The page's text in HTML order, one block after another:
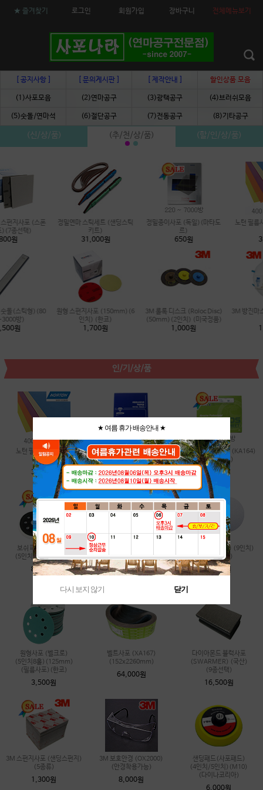
★ 즐겨찾기 로그인 회원가입 장바구니 전체메뉴보기
[ 공지사항 ] [ 문의게시판 ] [ 제작안내 ] 할인상품 모음
(1)사포모음 (2)연마공구 (3)광택공구 (4)브러쉬모음
(5)숫돌/연마석 (6)절단공구 (7)전동공구 (8)기타공구
(신/상/품) (추/천/상/품) (할/인/상/품)
정밀종이사포 (독일)(마타도
노턴 필름사포 (11종)(A4크
녹제거 지우개(일본) (3종선
3M 롤록 디스크 (Roloc Disc)
(50mm)(2인치) (미국정품)
3M 방진마스크 (8822)(방진1
3M 컴파운드(4종류) (Comp
ound)
인/기/상/품
노턴 필름사포 (11종)
(A4크기)
3,000원
종이사포 (대성연마)
350원
천사포 (목공사포) (KA164)
(디어포스)
650원
보쉬 패드 (BOSCH)
(5인치8홀) (2종선택)
8,000원
(5인치8홀)(125mm)
(디어포스)
3,000원
원형사포 (벨크로) (9인치)
(230mm)
7,500원
원형사포 (벨크로)
(5인치8홀)(125mm)
(필름사포)(한코)
3,500원
벨트사포 (XA167)
(152x2260mm)
64,000원
다이아몬드 블럭사포
(SWARMER) (국산)
(9종선택)
16,500원
3M 스펀지사포 (샌딩스펀지)
(5종류)
1,300원
3M 보호안경 (OX2000)
(안경착용가능)
8,000원
샌딩패드(사포패드)
(4인치/5인치)(M10)
(다이나코리아)
6,000원
★ 여름 휴가 배송안내 ★
다시 보지 않기 닫기